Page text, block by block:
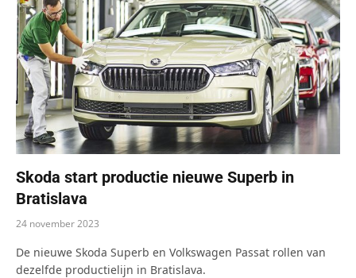
Skoda start productie nieuwe Superb in
Bratislava
24 november 2023
De nieuwe Skoda Superb en Volkswagen Passat rollen van
dezelfde productielijn in Bratislava.